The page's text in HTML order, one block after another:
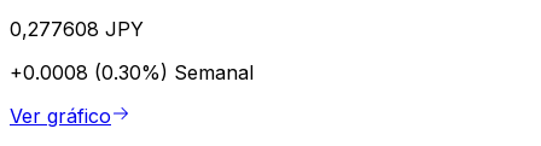
0,277608 JPY
+0.0008 (0.30%) Semanal
Ver gráfico